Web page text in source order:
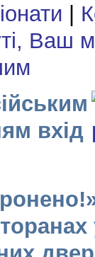
Ваш
вхід